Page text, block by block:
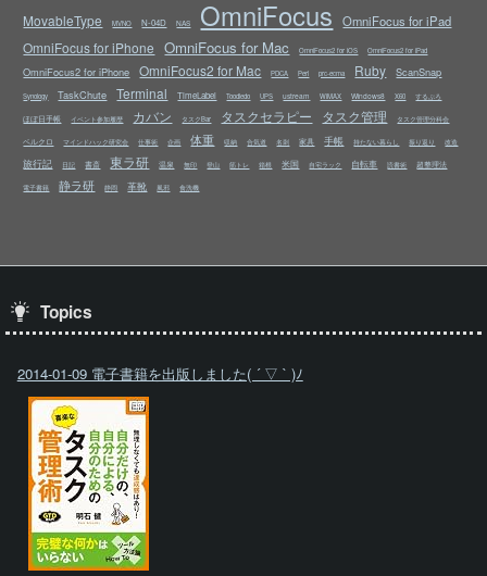
MovableType MVNO N-04D NAS OmniFocus OmniFocus for iPad
OmniFocus for iPhone OmniFocus for Mac OmniFocus2 for iOS OmniFocus2 for iPad
OmniFocus2 for iPhone OmniFocus2 for Mac PDCA Perl prc-ecma Ruby ScanSnap
Synology TaskChute Terminal TimeLabel Toodledo UPS ustream WiMAX Windows8 X60 するぷろ
ほぼ日手帳 イベント参加履歴 カバン タスクBar タスクセラピー タスク管理 タスク管理分科会
ベルクロ マインドハック研究会 仕事術 企画 体重 収納 合気道 名刺 家具 手帳 持たない暮らし 振り返り 改造
旅行記 日記 書斎 東ラ研 温泉 無印 登山 筋トレ 箱根 米国 自宅ラック 自転車 読書術 超整理法
電子書籍 静ラ研 静岡 革靴 風邪 食洗機
Topics
2014-01-09 電子書籍を出版しました( ´ ▽ ` )ﾉ